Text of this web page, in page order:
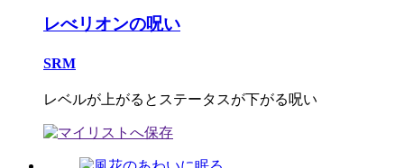
レべリオンの呪い
SRM
レベルが上がるとステータスが下がる呪い